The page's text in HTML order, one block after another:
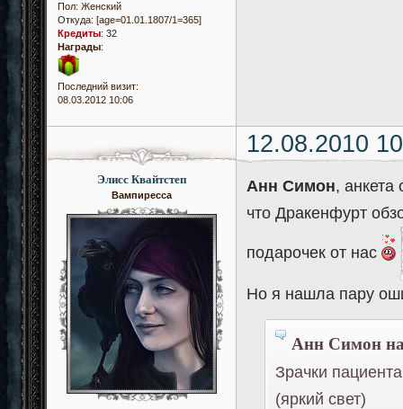
Пол: Женский
Откуда: [age=01.01.1807/1=365]
Кредиты: 32
Награды:
Последний визит:
08.03.2012 10:06
12.08.2010
Элисс Квайтстеп
Вампиресса
Анн Симон, анкета
что Дракенфурт
подарочек от нас
Но я нашла пару
Анн Симон
Зрачки
(яркий свет)